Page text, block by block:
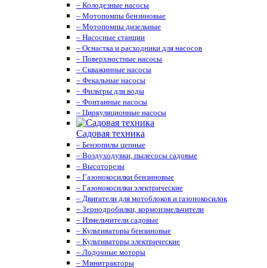
– Колодезные насосы
– Мотопомпы бензиновые
– Мотопомпы дизельные
– Насосные станции
– Оснастка и расходники для насосов
– Поверхностные насосы
– Скважинные насосы
– Фекальные насосы
– Фильтры для воды
– Фонтанные насосы
– Циркуляционные насосы
Садовая техника
– Бензопилы цепные
– Воздуходувки, пылесосы садовые
– Высоторезы
– Газонокосилки бензиновые
– Газонокосилки электрические
– Двигатели для мотоблоков и газонокосилок
– Зернодробилки, кормоизмельчители
– Измельчители садовые
– Культиваторы бензиновые
– Культиваторы электрические
– Лодочные моторы
– Минитракторы